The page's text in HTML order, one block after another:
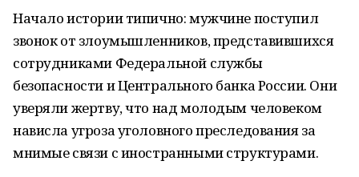
Начало истории типично: мужчине поступил
звонок от злоумышленников, представившихся
сотрудниками Федеральной службы
безопасности и Центрального банка России. Они
уверяли жертву, что над молодым человеком
нависла угроза уголовного преследования за
мнимые связи с иностранными структурами.